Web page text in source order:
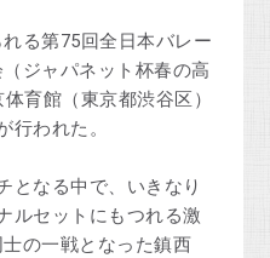
る第75回全日本バレー
ジャパネット杯春の高
育館（東京都渋谷区）
行われた。
となる中で、いきなり
ルセットにもつれる激
の一戦となった鎮西